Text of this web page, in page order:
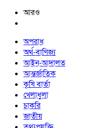
আরও
অপরাধ
অর্থ-বাণিজ্য
আইন-আদালত
আন্তর্জাতিক
কৃষি বার্তা
খেলাধুলা
চাকরি
জাতীয়